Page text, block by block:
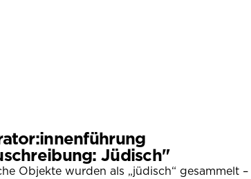
Jüdisch"
Objekte wurden als „jüdisch“ gesammelt –